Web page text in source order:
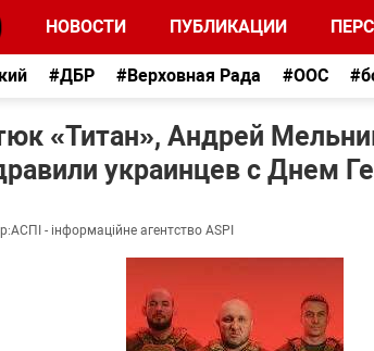
НОВОСТИ ПУБЛИКАЦИИ
#ДБР #Верховная Рада #ООС
«Титан», Андрей
украинцев с Днем
АСПІ - інформаційне агентство ASPI